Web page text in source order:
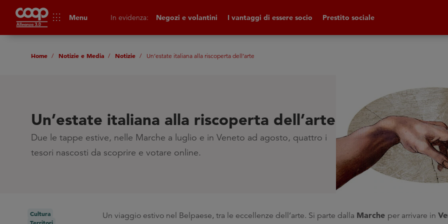
apps Menu In evidenza: Negozi e volantini I vantaggi di essere socio Prestito sociale
Home Notizie e Media Notizie Un’estate italiana alla riscoperta dell’arte
Un’estate italiana alla riscoperta dell’arte
Due le tappe estive, nelle Marche a luglio e in Veneto ad agosto, quattro i
tesori nascosti da scoprire e votare online.
Cultura
Un viaggio estivo nel Belpaese, tra le eccellenze dell’arte. Si parte dalla Marche per arrivare in